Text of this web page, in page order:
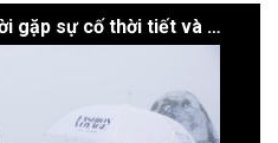
Show thời trang ngoài trời gặp sự cố thời tiết và phải di chuyển vào sân khấu hậu trường